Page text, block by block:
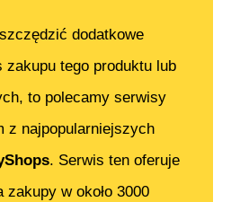
dodatkowe
zakupu tego produktu lub
to polecamy serwisy
z najpopularniejszych
. Serwis ten oferuje
w około 3000